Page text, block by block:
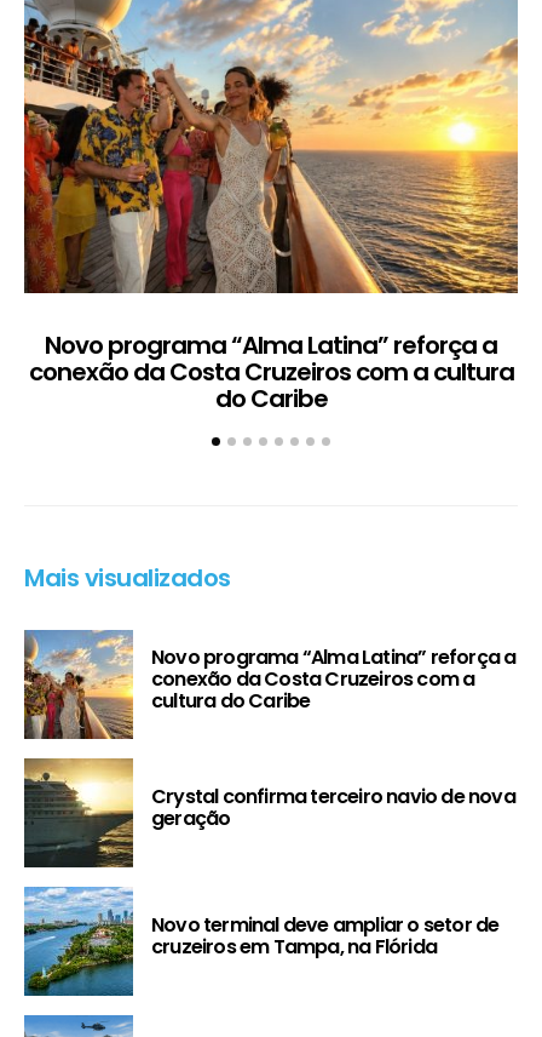
Novo programa “Alma Latina” reforça a
conexão da Costa Cruzeiros com a cultura
do Caribe
Mais visualizados
Novo programa “Alma Latina” reforça a
conexão da Costa Cruzeiros com a
cultura do Caribe
Crystal confirma terceiro navio de nova
geração
Novo terminal deve ampliar o setor de
cruzeiros em Tampa, na Flórida